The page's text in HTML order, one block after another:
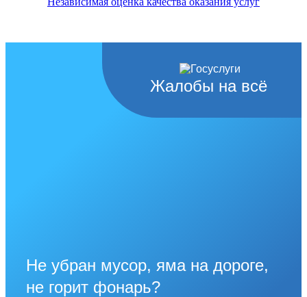
Жалобы на всё
Не убран мусор, яма на дороге,
не горит фонарь?